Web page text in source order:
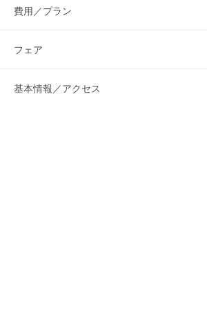
費用／プラン
フェア
基本情報／アクセス